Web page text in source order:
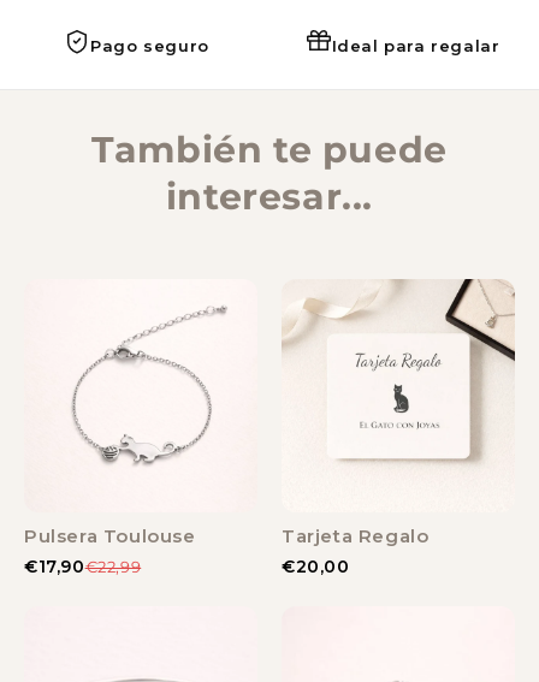
Pago seguro Ideal para regalar
También te puede
interesar...
Pulsera Toulouse
€17,90€22,99
Tarjeta Regalo
€20,00